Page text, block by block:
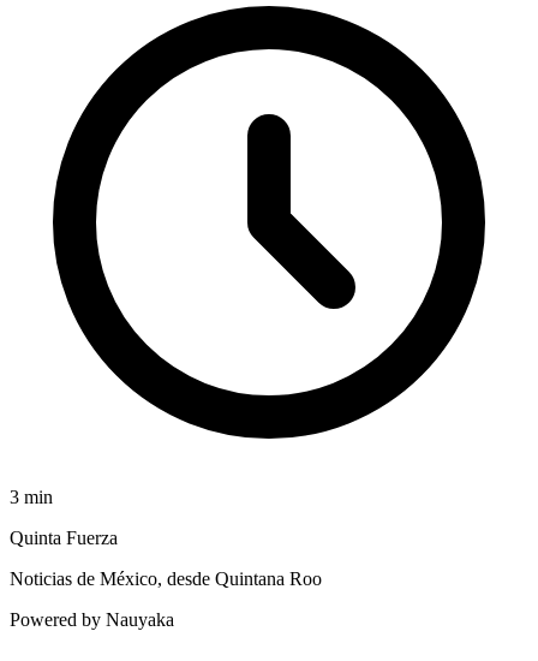
3 min
Quinta Fuerza
Noticias de México, desde Quintana Roo
Powered by Nauyaka